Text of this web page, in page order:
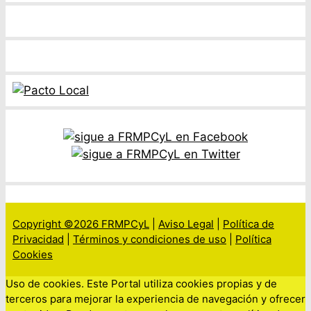
Copyright ©2026 FRMPCyL Aviso Legal
Política de
Privacidad
Términos y condiciones de uso
Política
Cookies
Uso de cookies. Este Portal utiliza cookies propias y de
terceros para mejorar la experiencia de navegación y ofrecer